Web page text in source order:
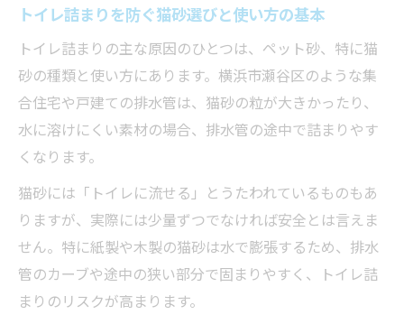
トイレ詰まりを防ぐ猫砂選びと使い方の基本
トイレ詰まりの主な原因のひとつは、ペット砂、特に猫
砂の種類と使い方にあります。横浜市瀬谷区のような集
合住宅や戸建ての排水管は、猫砂の粒が大きかったり、
水に溶けにくい素材の場合、排水管の途中で詰まりやす
くなります。
猫砂には「トイレに流せる」とうたわれているものもあ
りますが、実際には少量ずつでなければ安全とは言えま
せん。特に紙製や木製の猫砂は水で膨張するため、排水
管のカーブや途中の狭い部分で固まりやすく、トイレ詰
まりのリスクが高まります。